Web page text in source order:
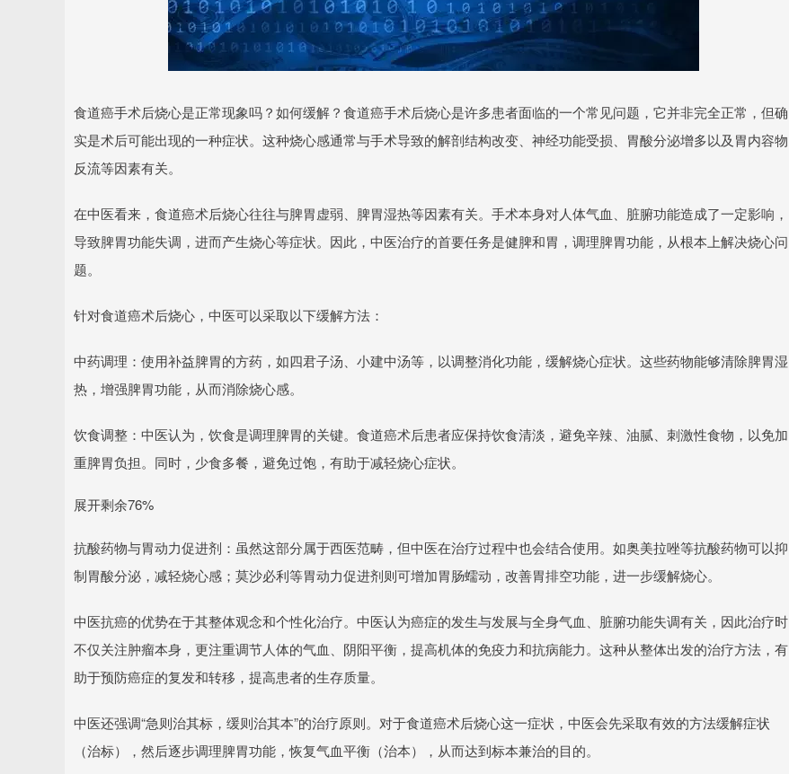
食道癌手术后烧心是正常现象吗？如何缓解？食道癌手术后烧心是许多患者面临的一个常见问题，它并非完全正常，但确
实是术后可能出现的一种症状。这种烧心感通常与手术导致的解剖结构改变、神经功能受损、胃酸分泌增多以及胃内容物
反流等因素有关。
在中医看来，食道癌术后烧心往往与脾胃虚弱、脾胃湿热等因素有关。手术本身对人体气血、脏腑功能造成了一定影响，
导致脾胃功能失调，进而产生烧心等症状。因此，中医治疗的首要任务是健脾和胃，调理脾胃功能，从根本上解决烧心问
题。
针对食道癌术后烧心，中医可以采取以下缓解方法：
中药调理：使用补益脾胃的方药，如四君子汤、小建中汤等，以调整消化功能，缓解烧心症状。这些药物能够清除脾胃湿
热，增强脾胃功能，从而消除烧心感。
饮食调整：中医认为，饮食是调理脾胃的关键。食道癌术后患者应保持饮食清淡，避免辛辣、油腻、刺激性食物，以免加
重脾胃负担。同时，少食多餐，避免过饱，有助于减轻烧心症状。
展开剩余76%
抗酸药物与胃动力促进剂：虽然这部分属于西医范畴，但中医在治疗过程中也会结合使用。如奥美拉唑等抗酸药物可以抑
制胃酸分泌，减轻烧心感；莫沙必利等胃动力促进剂则可增加胃肠蠕动，改善胃排空功能，进一步缓解烧心。
中医抗癌的优势在于其整体观念和个性化治疗。中医认为癌症的发生与发展与全身气血、脏腑功能失调有关，因此治疗时
不仅关注肿瘤本身，更注重调节人体的气血、阴阳平衡，提高机体的免疫力和抗病能力。这种从整体出发的治疗方法，有
助于预防癌症的复发和转移，提高患者的生存质量。
中医还强调“急则治其标，缓则治其本”的治疗原则。对于食道癌术后烧心这一症状，中医会先采取有效的方法缓解症状
（治标），然后逐步调理脾胃功能，恢复气血平衡（治本），从而达到标本兼治的目的。